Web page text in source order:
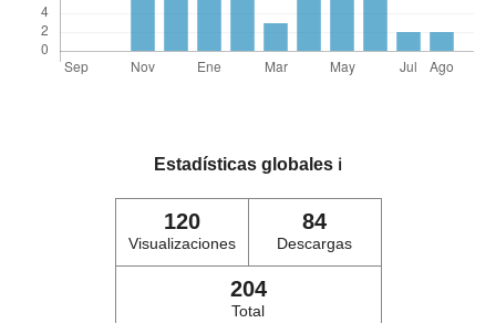
Estadísticas globales ℹ️
120
Visualizaciones
84
Descargas
204
Total